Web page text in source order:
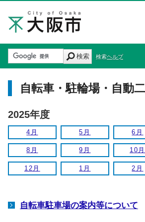
検索 検索ヘルプ
自転車・駐輪場・自動
2025年度
4月 5月 6月
8月 9月 10月
12月 1月 2月
自転車駐車場の案内等について